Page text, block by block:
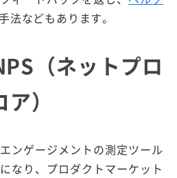
法などもあります。
（ネットプロ
）
ンゲージメントの測定ツール
なり、プロダクトマーケット